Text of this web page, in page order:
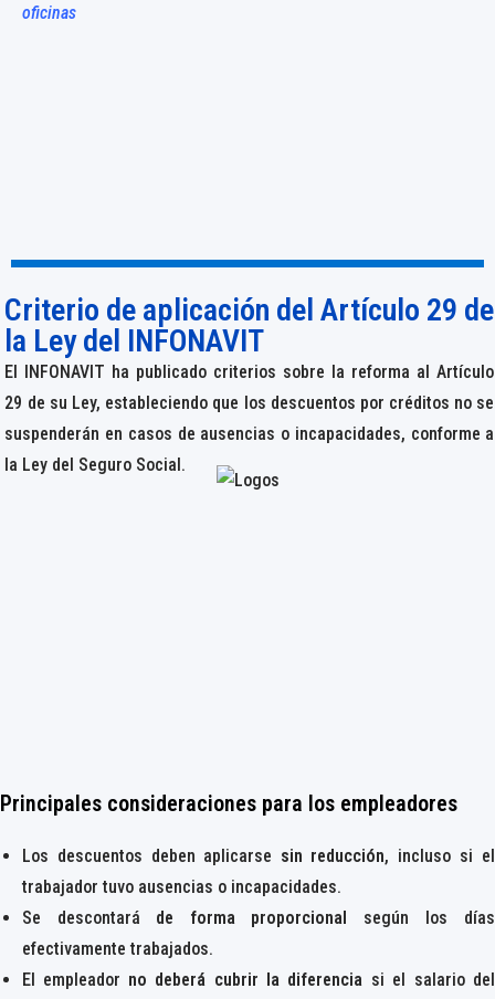
oficinas
Criterio de aplicación del Artículo 29 de
la Ley del INFONAVIT
El INFONAVIT ha publicado criterios sobre la reforma al Artículo
29 de su Ley, estableciendo que los descuentos por créditos no se
suspenderán en casos de ausencias o incapacidades, conforme a
la Ley del Seguro Social.
Principales consideraciones para los empleadores
Los descuentos deben aplicarse sin reducción, incluso si el
trabajador tuvo ausencias o incapacidades.
Se descontará de forma proporcional según los días
efectivamente trabajados.
El empleador no deberá cubrir la diferencia si el salario del